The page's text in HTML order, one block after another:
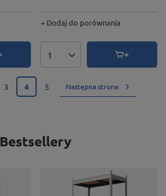
+ Dodaj do porównania
Ilość produktów
3 4 5 Następna strona
Bestsellery